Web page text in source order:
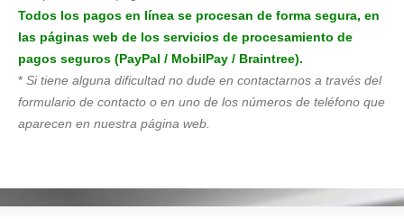
Todos los pagos en línea se procesan de forma segura, en
las páginas web de los servicios de procesamiento de
pagos seguros (PayPal / MobilPay / Braintree).
* Si tiene alguna dificultad no dude en contactarnos a través del
formulario de contacto o en uno de los números de teléfono que
aparecen en nuestra página web.